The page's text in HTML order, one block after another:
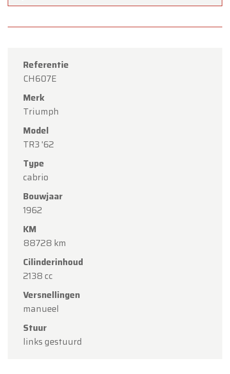
Referentie
CH607E
Merk
Triumph
Model
TR3 '62
Type
cabrio
Bouwjaar
1962
KM
88728 km
Cilinderinhoud
2138 cc
Versnellingen
manueel
Stuur
links gestuurd
Oldtimerfarm
Beste klanten,
Oldtimerfarm zal
augustus (O.L.V. Hemelvaart).
Onze showroom is
maandag 10 augustus tot en met vrijdag 14
Maandag 17 augustus
Bedankt voor uw begrip en graag tot binnenkort!